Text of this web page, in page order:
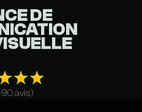
DE
avis)